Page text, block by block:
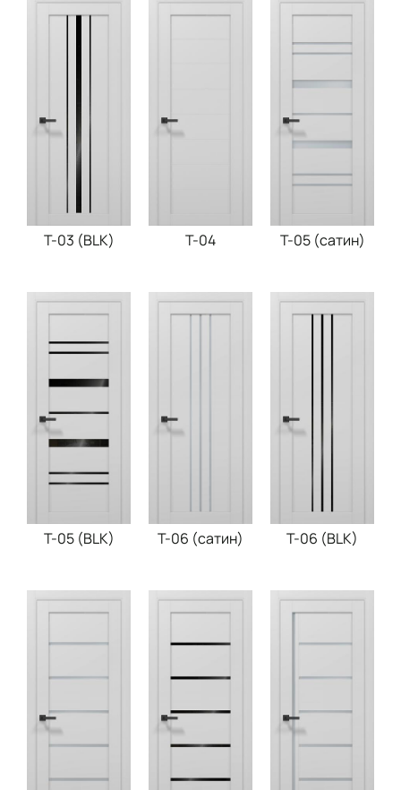
Т-03 (BLK) Т-04 T-05 (сатин)
T-05 (BLK) T-06 (сатин) T-06 (BLK)